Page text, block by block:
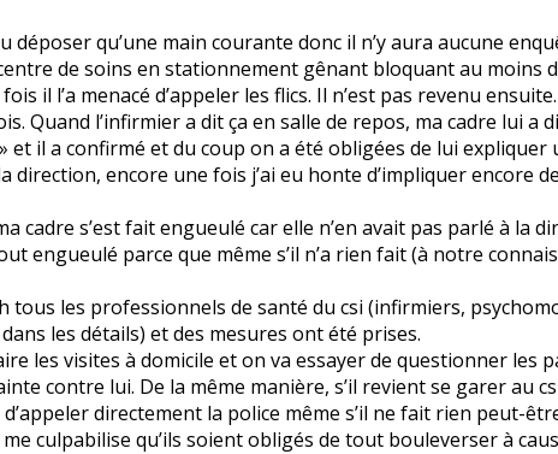
déposer qu’une main courante donc il n’y aura aucune
de soins en stationnement gênant bloquant au moins
il l’a menacé d’appeler les flics. Il n’est pas revenu
Quand l’infirmier a dit ça en salle de repos, ma cadre lui a
et il a confirmé et du coup on a été obligées de lui
direction, encore une fois j’ai eu honte d’impliquer encore
s’est fait engueulé car elle n’en avait pas parlé à la
engueulé parce que même s’il n’a rien fait (à notre
tous les professionnels de santé du csi (infirmiers,
les détails) et des mesures ont été prises.
les visites à domicile et on va essayer de questionner les
contre lui. De la même manière, s’il revient se garer au
directement la police même s’il ne fait rien peut-
culpabilise qu’ils soient obligés de tout bouleverser à